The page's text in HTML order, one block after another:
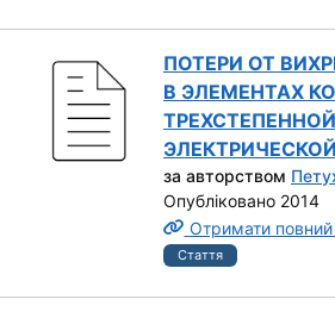
ПОТЕРИ ОТ
В ЭЛЕМЕНТАХ
ТРЕХСТЕПЕННОЙ
за авторством
Опубліковано 2014
Отримати повний
Стаття